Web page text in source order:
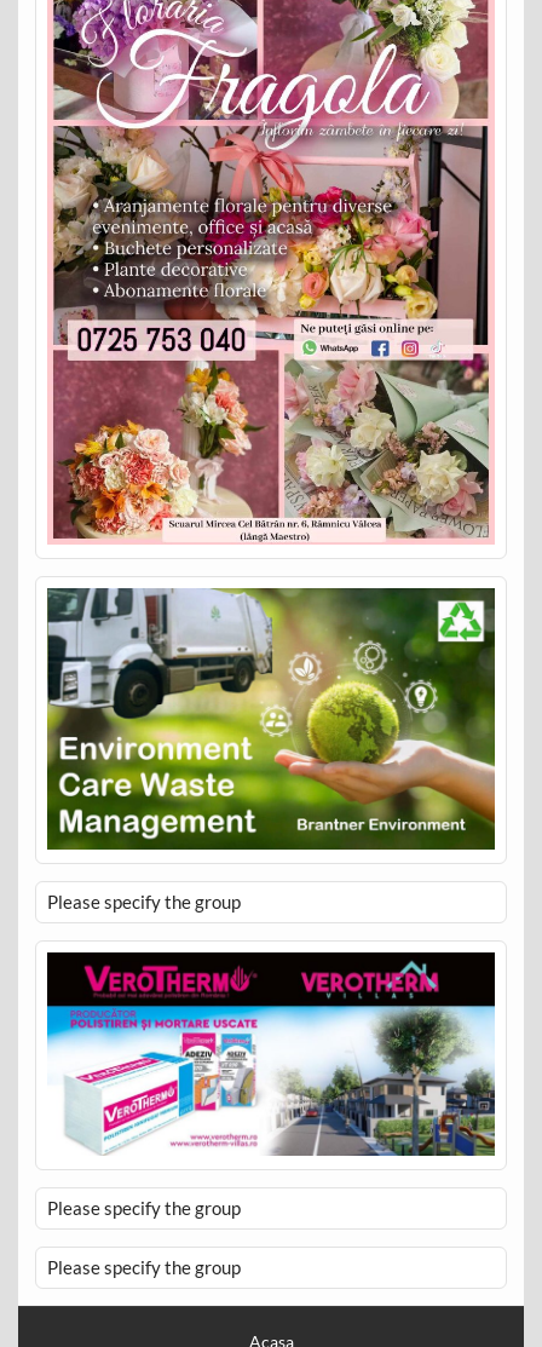
Please specify the group
Please specify the group
Please specify the group
Acasa